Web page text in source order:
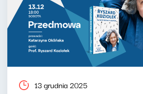
13 grudnia 2025